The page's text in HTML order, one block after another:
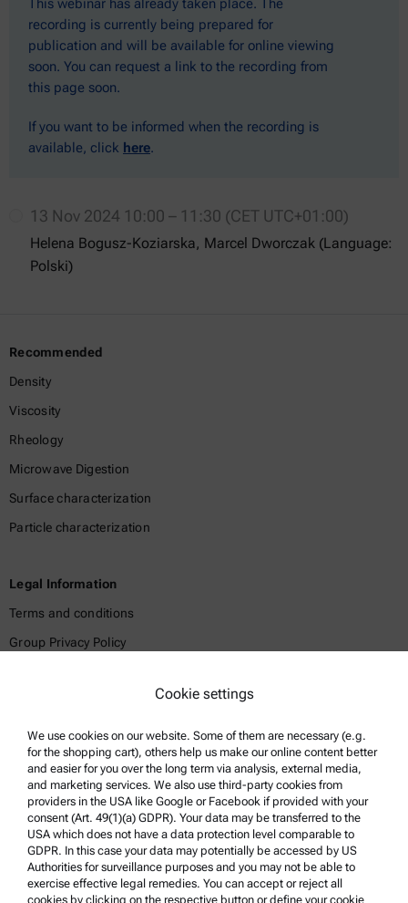
This webinar has already taken place. The
recording is currently being prepared for
publication and will be available for online viewing
soon. You can request a link to the recording from
this page soon.
If you want to be informed when the recording is
available, click here.
13 Nov 2024 10:00 – 11:30 (CET UTC+01:00)
Helena Bogusz-Koziarska, Marcel Dworczak (Language:
Polski)
Recommended
Density
Viscosity
Rheology
Microwave Digestion
Surface characterization
Particle characterization
Legal Information
Terms and conditions
Group Privacy Policy
Trademarks
Whistleblowing system
Product Support
Anton Paar Certified Service
Safety declaration
Cookie settings
We use cookies on our website. Some of them are necessary (e.g.
for the shopping cart), others help us make our online content better
and easier for you over the long term via analysis, external media,
and marketing services. We also use third-party cookies from
providers in the USA like Google or Facebook if provided with your
consent (Art. 49(1)(a) GDPR). Your data may be transferred to the
USA which does not have a data protection level comparable to
GDPR. In this case your data may potentially be accessed by US
Authorities for surveillance purposes and you may not be able to
exercise effective legal remedies. You can accept or reject all
cookies by clicking on the respective button or define your cookie